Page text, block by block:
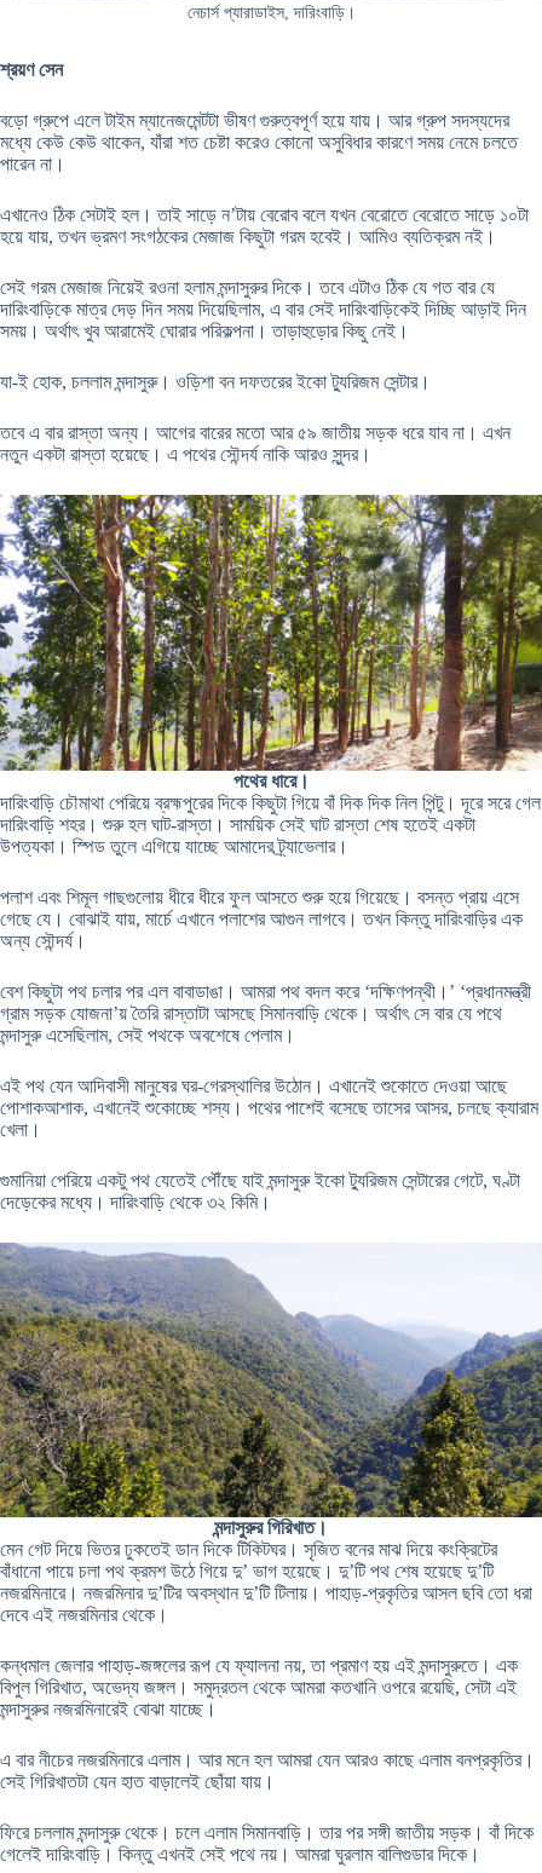
নেচার্স প্যারাডাইস, দারিংবাড়ি।
শ্রয়ণ সেন
বড়ো গ্রুপে এলে টাইম ম্যানেজমেন্টটা ভীষণ গুরুত্বপূর্ণ হয়ে যায়। আর গ্রুপ সদস্যদের
মধ্যে কেউ কেউ থাকেন, যাঁরা শত চেষ্টা করেও কোনো অসুবিধার কারণে সময় নেমে চলতে
পারেন না।
এখানেও ঠিক সেটাই হল। তাই সাড়ে ন’টায় বেরোব বলে যখন বেরোতে বেরোতে সাড়ে ১০টা
হয়ে যায়, তখন ভ্রমণ সংগঠকের মেজাজ কিছুটা গরম হবেই। আমিও ব্যতিক্রম নই।
সেই গরম মেজাজ নিয়েই রওনা হলাম মন্দাসুরুর দিকে। তবে এটাও ঠিক যে গত বার যে
দারিংবাড়িকে মাত্র দেড় দিন সময় দিয়েছিলাম, এ বার সেই দারিংবাড়িকেই দিচ্ছি আড়াই দিন
সময়। অর্থাৎ খুব আরামেই ঘোরার পরিকল্পনা। তাড়াহুড়োর কিছু নেই।
যা-ই হোক, চললাম মন্দাসুরু। ওড়িশা বন দফতরের ইকো ট্যুরিজম সেন্টার।
তবে এ বার রাস্তা অন্য। আগের বারের মতো আর ৫৯ জাতীয় সড়ক ধরে যাব না। এখন
নতুন একটা রাস্তা হয়েছে। এ পথের সৌন্দর্য নাকি আরও সুন্দর।
পথের ধারে।
দারিংবাড়ি চৌমাথা পেরিয়ে ব্রহ্মপুরের দিকে কিছুটা গিয়ে বাঁ দিক দিক নিল পিন্টু। দূরে সরে গেল
দারিংবাড়ি শহর। শুরু হল ঘাট-রাস্তা। সাময়িক সেই ঘাট রাস্তা শেষ হতেই একটা
উপত্যকা। স্পিড তুলে এগিয়ে যাচ্ছে আমাদের ট্র্যাভেলার।
পলাশ এবং শিমূল গাছগুলোয় ধীরে ধীরে ফুল আসতে শুরু হয়ে গিয়েছে। বসন্ত প্রায় এসে
গেছে যে। বোঝাই যায়, মার্চে এখানে পলাশের আগুন লাগবে। তখন কিন্তু দারিংবাড়ির এক
অন্য সৌন্দর্য।
বেশ কিছুটা পথ চলার পর এল বাবাডাঙা। আমরা পথ বদল করে ‘দক্ষিণপন্থী।’ ‘প্রধানমন্ত্রী
গ্রাম সড়ক যোজনা’য় তৈরি রাস্তাটা আসছে সিমানবাড়ি থেকে। অর্থাৎ সে বার যে পথে
মন্দাসুরু এসেছিলাম, সেই পথকে অবশেষে পেলাম।
এই পথ যেন আদিবাসী মানুষের ঘর-গেরস্থালির উঠোন। এখানেই শুকোতে দেওয়া আছে
পোশাকআশাক, এখানেই শুকোচ্ছে শস্য। পথের পাশেই বসেছে তাসের আসর, চলছে ক্যারাম
খেলা।
গুমানিয়া পেরিয়ে একটু পথ যেতেই পৌঁছে যাই মন্দাসুরু ইকো ট্যুরিজম সেন্টারের গেটে, ঘণ্টা
দেড়েকের মধ্যে। দারিংবাড়ি থেকে ৩২ কিমি।
মন্দাসুরুর গিরিখাত।
মেন গেট দিয়ে ভিতর ঢুকতেই ডান দিকে টিকিটঘর। সৃজিত বনের মাঝ দিয়ে কংক্রিটের
বাঁধানো পায়ে চলা পথ ক্রমশ উঠে গিয়ে দু’ ভাগ হয়েছে। দু’টি পথ শেষ হয়েছে দু’টি
নজরমিনারে। নজরমিনার দু’টির অবস্থান দু’টি টিলায়। পাহাড়-প্রকৃতির আসল ছবি তো ধরা
দেবে এই নজরমিনার থেকে।
কন্ধমাল জেলার পাহাড়-জঙ্গলের রূপ যে ফ্যালনা নয়, তা প্রমাণ হয় এই মন্দাসুরুতে। এক
বিপুল গিরিখাত, অভেদ্য জঙ্গল। সমুদ্রতল থেকে আমরা কতখানি ওপরে রয়েছি, সেটা এই
মন্দাসুরুর নজরমিনারেই বোঝা যাচ্ছে।
এ বার নীচের নজরমিনারে এলাম। আর মনে হল আমরা যেন আরও কাছে এলাম বনপ্রকৃতির।
সেই গিরিখাতটা যেন হাত বাড়ালেই ছোঁয়া যায়।
ফিরে চললাম মন্দাসুরু থেকে। চলে এলাম সিমানবাড়ি। তার পর সঙ্গী জাতীয় সড়ক। বাঁ দিকে
গেলেই দারিংবাড়ি। কিন্তু এখনই সেই পথে নয়। আমরা ঘুরলাম বালিগুডার দিকে।